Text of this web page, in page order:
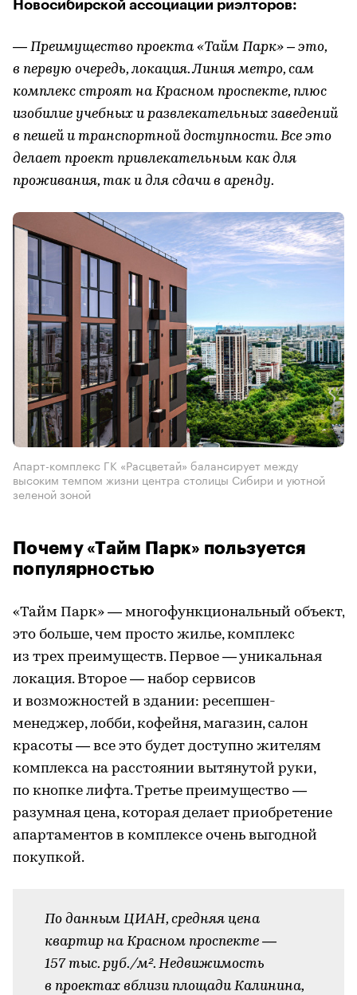
Новосибирской ассоциации риэлторов:
— Преимущество проекта «Тайм Парк» – это,
в первую очередь, локация. Линия метро, сам
комплекс строят на Красном проспекте, плюс
изобилие учебных и развлекательных заведений
в пешей и транспортной доступности. Все это
делает проект привлекательным как для
проживания, так и для сдачи в аренду.
Апарт-комплекс ГК «Расцветай» балансирует между
высоким темпом жизни центра столицы Сибири и уютной
зеленой зоной
Почему «Тайм Парк» пользуется
популярностью
«Тайм Парк» — многофункциональный объект,
это больше, чем просто жилье, комплекс
из трех преимуществ. Первое — уникальная
локация. Второе — набор сервисов
и возможностей в здании: ресепшен-
менеджер, лобби, кофейня, магазин, салон
красоты — все это будет доступно жителям
комплекса на расстоянии вытянутой руки,
по кнопке лифта. Третье преимущество —
разумная цена, которая делает приобретение
апартаментов в комплексе очень выгодной
покупкой.
По данным ЦИАН, средняя цена
квартир на Красном проспекте —
157 тыс. руб./м². Недвижимость
в проектах вблизи площади Калинина,